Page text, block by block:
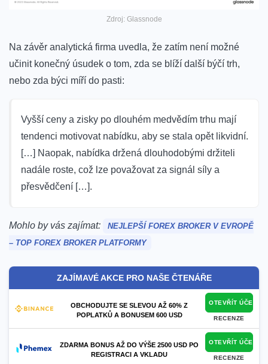
Zdroj: Glassnode
Na závěr analytická firma uvedla, že zatím není možné
učinit konečný úsudek o tom, zda se blíží další býčí trh,
nebo zda býci míří do pasti:
Vyšší ceny a zisky po dlouhém medvědím trhu mají
tendenci motivovat nabídku, aby se stala opět likvidní.
[…] Naopak, nabídka držená dlouhodobými držiteli
nadále roste, což lze považovat za signál síly a
přesvědčení […].
Mohlo by vás zajímat:
NEJLEPŠÍ FOREX BROKER V EVROPĚ
– TOP FOREX BROKER PLATFORMY
ZAJÍMAVÉ AKCE PRO NAŠE ČTENÁŘE
OBCHODUJTE SE SLEVOU AŽ 60% Z
POPLATKŮ A BONUSEM 600 USD
OTEVŘÍT ÚČET
RECENZE
ZDARMA BONUS AŽ DO VÝŠE 2500 USD PO
REGISTRACI A VKLADU
OTEVŘÍT ÚČET
RECENZE